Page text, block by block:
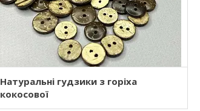
Натуральні гудзики з горіха
кокосової